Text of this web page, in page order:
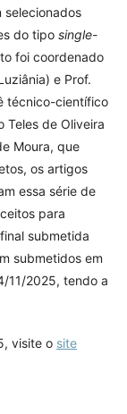
selecionados
do tipo single-
foi coordenado
e Prof.
técnico-científico
Teles de Oliveira
Moura, que
os artigos
essa série de
para
submetida
submetidos em
11/2025, tendo a
visite o site